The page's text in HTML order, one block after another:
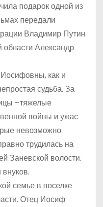
подарок одной из
передали
Владимир Путин
области Александр
как и
судьба. За
–тяжелые
войны и ужас
невозможно
трудилась на
Заневской волости.
семье в поселке
Отец Иосиф